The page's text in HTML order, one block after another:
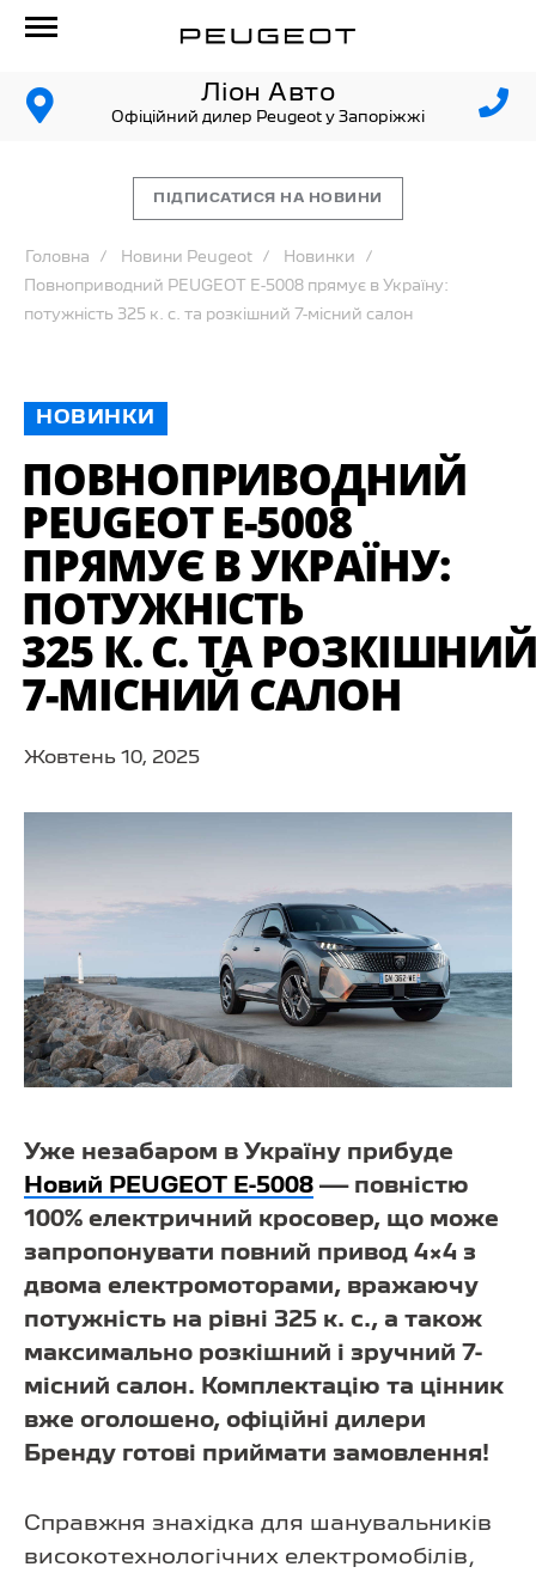
Ліон Авто
Офіційний дилер Peugeot у Запоріжжі
ПІДПИСАТИСЯ НА НОВИНИ
Головна Новини Peugeot Новинки
Повноприводний PEUGEOT E-5008 прямує в Україну:
потужність 325 к. с. та розкішний 7-місний салон
НОВИНКИ
ПОВНОПРИВОДНИЙ
PEUGEOT E-5008
ПРЯМУЄ В УКРАЇНУ:
ПОТУЖНІСТЬ
325 К. С. ТА
7-МІСНИЙ САЛОН
Жовтень 10, 2025
Уже незабаром в Україну прибуде
Новий PEUGEOT E-5008 — повністю
100% електричний кросовер, що може
запропонувати повний привод 4×4 з
двома електромоторами, вражаючу
потужність на рівні 325 к. с., а також
максимально розкішний і зручний 7-
місний салон. Комплектацію та цінник
вже оголошено, офіційні дилери
Бренду готові приймати замовлення!
Справжня знахідка для шанувальників
високотехнологічних електромобілів,